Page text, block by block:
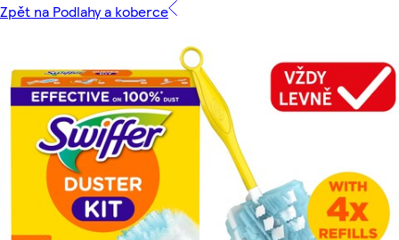
Zpět na Podlahy a koberce